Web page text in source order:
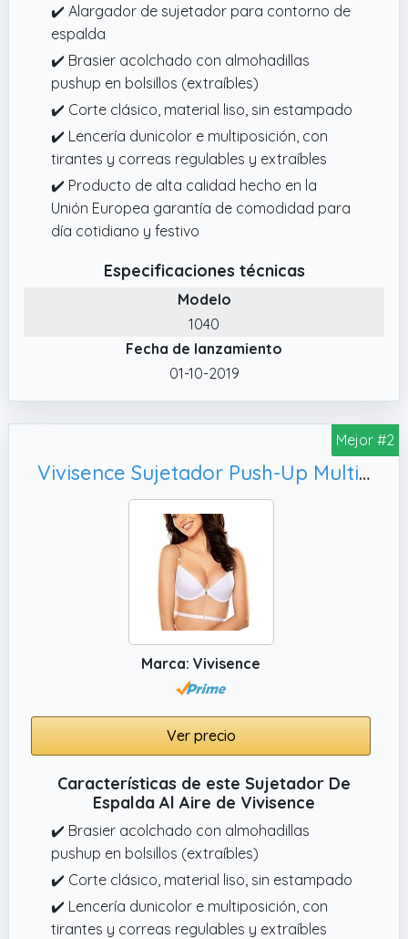
✔️ Alargador de sujetador para contorno de
espalda
✔️ Brasier acolchado con almohadillas
pushup en bolsillos (extraíbles)
✔️ Corte clásico, material liso, sin estampado
✔️ Lencería dunicolor e multiposición, con
tirantes y correas regulables y extraíbles
✔️ Producto de alta calidad hecho en la
Unión Europea garantía de comodidad para
día cotidiano y festivo
Especificaciones técnicas
Modelo
1040
Fecha de lanzamiento
01-10-2019
Mejor #2
Vivisence Sujetador Push-Up Multiuso,95C
Marca: Vivisence
Ver precio
Características de este Sujetador De
Espalda Al Aire de Vivisence
✔️ Brasier acolchado con almohadillas
pushup en bolsillos (extraíbles)
✔️ Corte clásico, material liso, sin estampado
✔️ Lencería dunicolor e multiposición, con
tirantes y correas regulables y extraíbles